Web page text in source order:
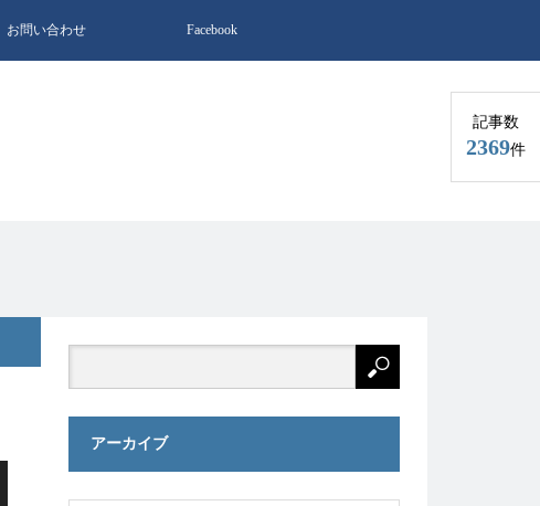
お問い合わせ Facebook
記事数
2369件
アーカイブ